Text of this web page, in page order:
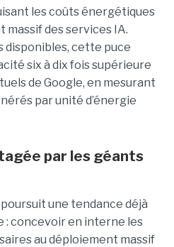
les coûts énergétiques
massif des services IA.
disponibles, cette puce
six à dix fois supérieure
de Google, en mesurant
par unité d’énergie
par les géants
une tendance déjà
: concevoir en interne les
au déploiement massif